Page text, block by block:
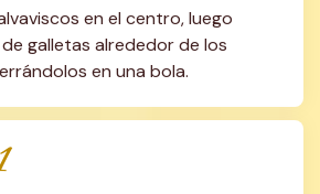
en el centro, luego
galletas alrededor de los
en una bola.